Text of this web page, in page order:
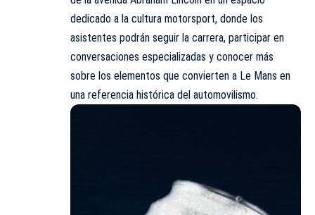
dedicado a la cultura motorsport, donde los
asistentes podrán seguir la carrera, participar en
conversaciones especializadas y conocer más
sobre los elementos que convierten a Le Mans en
una referencia histórica del automovilismo.